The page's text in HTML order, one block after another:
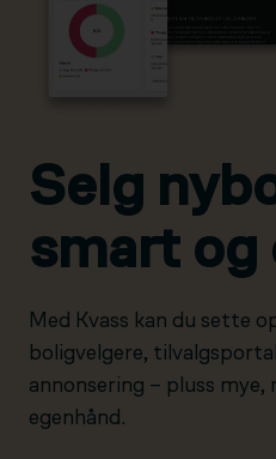
Selg
smart og
Med Kvass kan du sette
boligvelgere,
annonsering – pluss mye,
egenhånd.